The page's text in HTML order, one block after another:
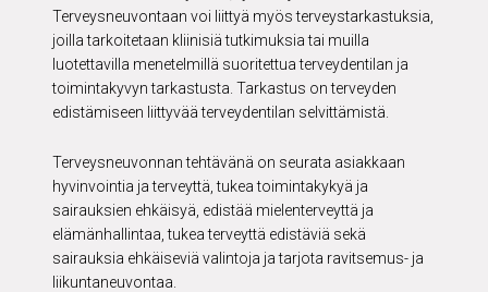
Terveysneuvontaan voi liittyä myös terveystarkastuksia,
joilla tarkoitetaan kliinisiä tutkimuksia tai muilla
luotettavilla menetelmillä suoritettua terveydentilan ja
toimintakyvyn tarkastusta. Tarkastus on terveyden
edistämiseen liittyvää terveydentilan selvittämistä.
Terveysneuvonnan tehtävänä on seurata asiakkaan
hyvinvointia ja terveyttä, tukea toimintakykyä ja
sairauksien ehkäisyä, edistää mielenterveyttä ja
elämänhallintaa, tukea terveyttä edistäviä sekä
sairauksia ehkäiseviä valintoja ja tarjota ravitsemus- ja
liikuntaneuvontaa.